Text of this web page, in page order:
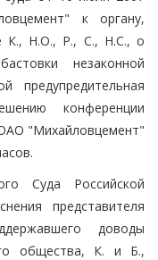
к органу,
К., Н.О., Р., С., Н.С., о
незаконной
предупредительная
конференции
"Михайловцемент"
Суда Российской
представителя
доводы
общества, К. и Б.,